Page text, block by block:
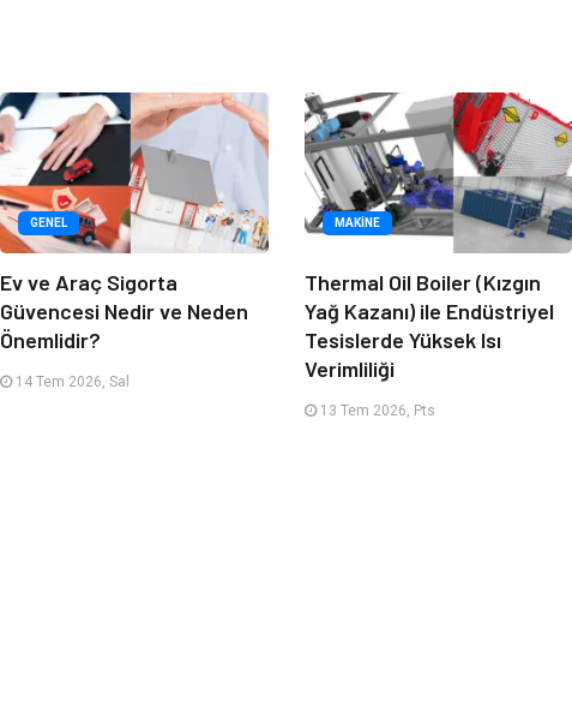
GENEL
Ev ve Araç Sigorta
Güvencesi Nedir ve Neden
Önemlidir?
14 Tem 2026, Sal
MAKINE
Thermal Oil Boiler (Kızgın
Yağ Kazanı) ile Endüstriyel
Tesislerde Yüksek Isı
Verimliliği
13 Tem 2026, Pts